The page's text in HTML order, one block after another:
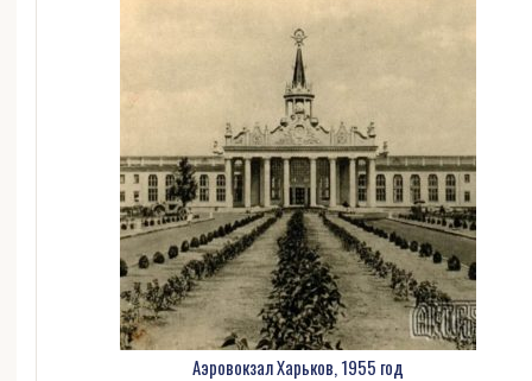
Аэровокзал Харьков, 1955 год